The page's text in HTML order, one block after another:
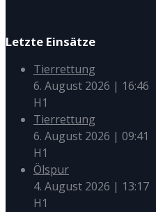
Letzte Einsätze
Tierrettung
6. August 2026 | 16:46
H1
Tierrettung
6. August 2026 | 09:41
H1
Ölspur
4. August 2026 | 13:17
H1